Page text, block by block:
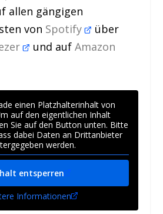
allen gängigen
von Spotify
über
und aufAmazon
einen Platzhalterinhalt von
auf den eigentlichen Inhalt
Sie auf den Button unten. Bitte
dabei Daten an Drittanbieter
werden.
entsperren
Informationen